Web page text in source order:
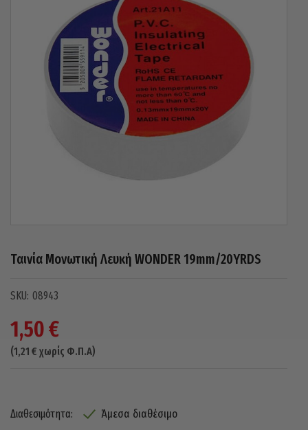
Ταινία Μονωτική Λευκή WONDER 19mm/20YRDS
08943
1,50€
(1,21 € χωρίς Φ.Π.Α)
Διαθεσιμότητα: Άμεσα διαθέσιμο